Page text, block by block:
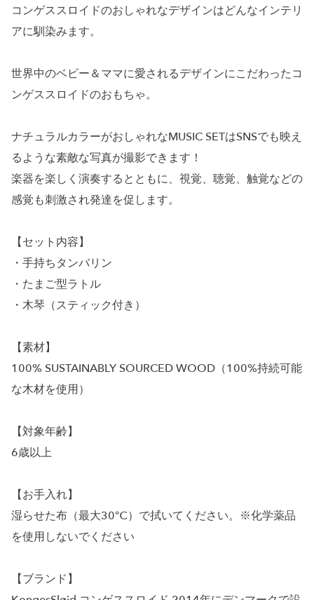
コンゲススロイドのおしゃれなデザインはどんなインテリ
アに馴染みます。
世界中のベビー＆ママに愛されるデザインにこだわったコ
ンゲススロイドのおもちゃ。
ナチュラルカラーがおしゃれなMUSIC SETはSNSでも映え
るような素敵な写真が撮影できます！
楽器を楽しく演奏するとともに、視覚、聴覚、触覚などの
感覚も刺激され発達を促します。
【セット内容】
・手持ちタンバリン
・たまご型ラトル
・木琴（スティック付き）
【素材】
100% SUSTAINABLY SOURCED WOOD（100%持続可能
な木材を使用）
【対象年齢】
6歳以上
【お手入れ】
湿らせた布（最大30℃）で拭いてください。※化学薬品
を使用しないでください
【ブランド】